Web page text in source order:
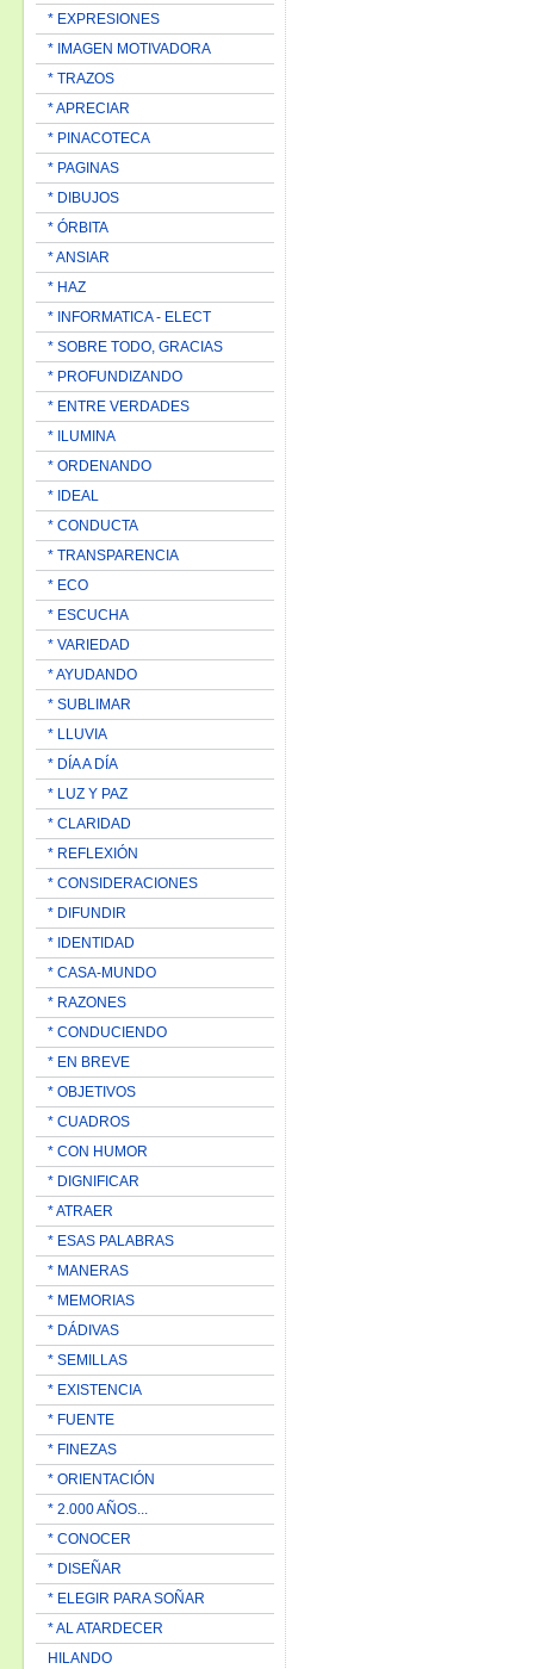
* EXPRESIONES
* IMAGEN MOTIVADORA
* TRAZOS
* APRECIAR
* PINACOTECA
* PAGINAS
* DIBUJOS
* ÓRBITA
* ANSIAR
* HAZ
* INFORMATICA - ELECT
* SOBRE TODO, GRACIAS
* PROFUNDIZANDO
* ENTRE VERDADES
* ILUMINA
* ORDENANDO
* IDEAL
* CONDUCTA
* TRANSPARENCIA
* ECO
* ESCUCHA
* VARIEDAD
* AYUDANDO
* SUBLIMAR
* LLUVIA
* DÍA A DÍA
* LUZ Y PAZ
* CLARIDAD
* REFLEXIÓN
* CONSIDERACIONES
* DIFUNDIR
* IDENTIDAD
* CASA-MUNDO
* RAZONES
* CONDUCIENDO
* EN BREVE
* OBJETIVOS
* CUADROS
* CON HUMOR
* DIGNIFICAR
* ATRAER
* ESAS PALABRAS
* MANERAS
* MEMORIAS
* DÁDIVAS
* SEMILLAS
* EXISTENCIA
* FUENTE
* FINEZAS
* ORIENTACIÓN
* 2.000 AÑOS...
* CONOCER
* DISEÑAR
* ELEGIR PARA SOÑAR
* AL ATARDECER
HILANDO